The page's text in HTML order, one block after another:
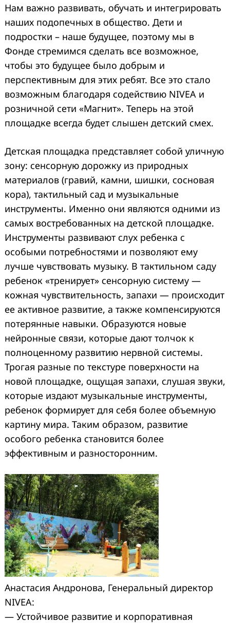
Нам важно развивать, обучать и интегрировать
наших подопечных в общество. Дети и
подростки – наше будущее, поэтому мы в
Фонде стремимся сделать все возможное,
чтобы это будущее было добрым и
перспективным для этих ребят. Все это стало
возможным благодаря содействию NIVEA и
розничной сети «Магнит». Теперь на этой
площадке всегда будет слышен детский смех.
Детская площадка представляет собой уличную
зону: сенсорную дорожку из природных
материалов (гравий, камни, шишки, сосновая
кора), тактильный сад и музыкальные
инструменты. Именно они являются одними из
самых востребованных на детской площадке.
Инструменты развивают слух ребенка с
особыми потребностями и позволяют ему
лучше чувствовать музыку. В тактильном саду
ребенок «тренирует» сенсорную систему —
кожная чувствительность, запахи — происходит
ее активное развитие, а также компенсируются
потерянные навыки. Образуются новые
нейронные связи, которые дают толчок к
полноценному развитию нервной системы.
Трогая разные по текстуре поверхности на
новой площадке, ощущая запахи, слушая звуки,
которые издают музыкальные инструменты,
ребенок формирует для себя более объемную
картину мира. Таким образом, развитие
особого ребенка становится более
эффективным и разносторонним.
Анастасия Андронова, Генеральный директор
NIVEA:
— Устойчивое развитие и корпоративная